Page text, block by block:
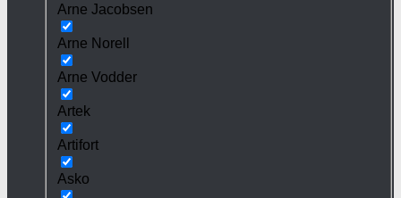
Arne Jacobsen
Arne Norell
Arne Vodder
Artek
Artifort
Asko